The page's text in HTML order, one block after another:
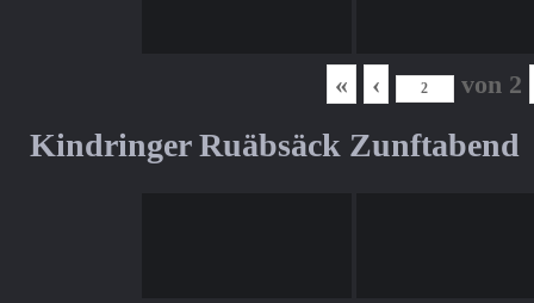
« ‹ von 2
Kindringer Ruäbsäck Zunftabend